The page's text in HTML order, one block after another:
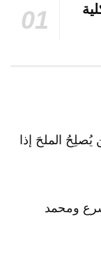
يُصلِحُ الملحَ إذا
ومحمد